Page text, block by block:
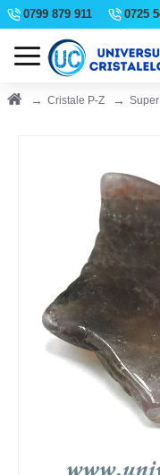
0799 879 911 0725
Cristale P-Z